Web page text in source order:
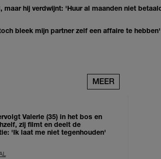
maar hij verdwijnt: 'Huur al maanden niet
bleek mijn partner zelf een affaire te hebben'
MEER
Valerie (35) in het bos en
zij filmt en deelt de
'Ik laat me niet tegenhouden'